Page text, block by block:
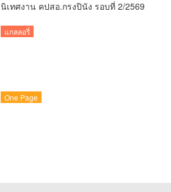
นิเทศงาน คปสอ.กรงปินัง รอบที่ 2/2569
แกลลอรี่
One Page